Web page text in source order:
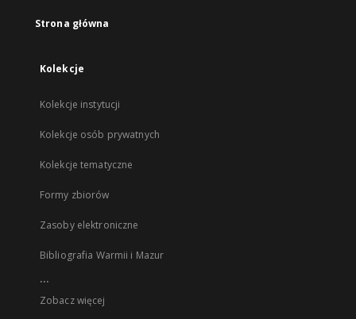
Strona główna
Kolekcje
Kolekcje instytucji
Kolekcje osób prywatnych
Kolekcje tematyczne
Formy zbiorów
Zasoby elektroniczne
Bibliografia Warmii i Mazur
...
Zobacz więcej